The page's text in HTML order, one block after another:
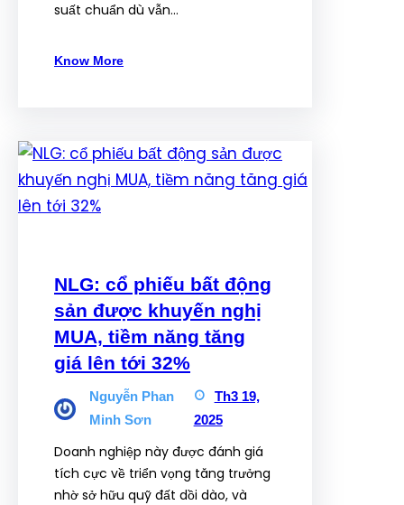
suất chuẩn dù vẫn…
Know More
NLG: cổ phiếu bất động
sản được khuyến nghị
MUA, tiềm năng tăng
giá lên tới 32%
Nguyễn Phan
Minh Sơn
Th3 19,
2025
Doanh nghiệp này được đánh giá
tích cực về triển vọng tăng trưởng
nhờ sở hữu quỹ đất dồi dào, và